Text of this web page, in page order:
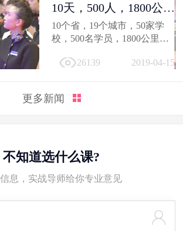
10天，500人，1800公
里；不负韶...
10个省，19个城市，50家学
校，500名学员，1800公里，
地方...26139 2019-04-15
更多新闻
不知道选什么课?
息，实战导师给你专业意见